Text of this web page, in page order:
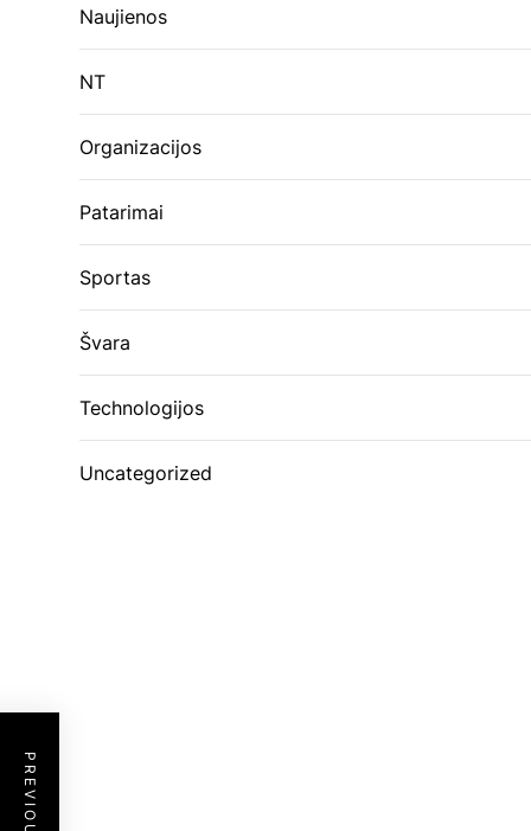
Naujienos
NT
Organizacijos
Patarimai
Sportas
Švara
Technologijos
Uncategorized